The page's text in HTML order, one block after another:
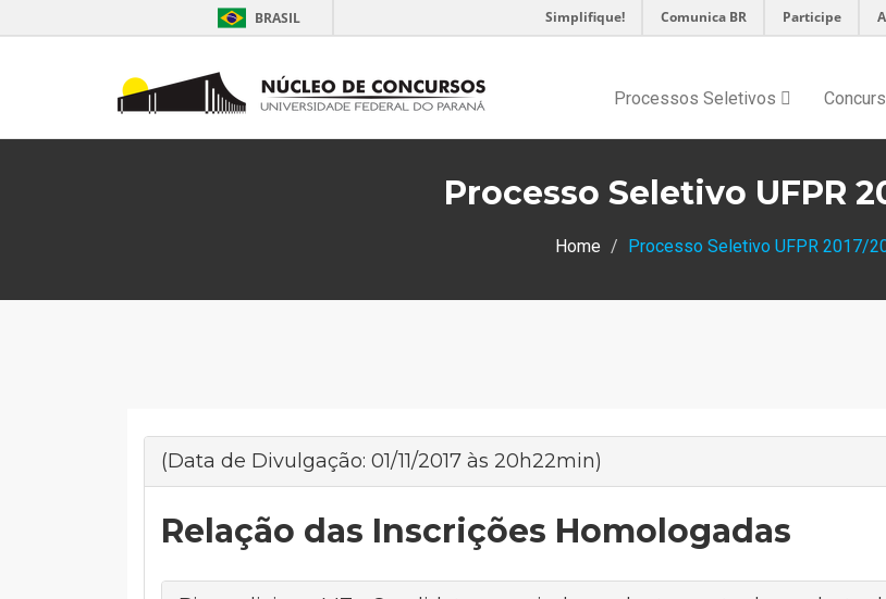
BRASIL Simplifique! Comunica BR Participe
Processos Seletivos
Processo Seletivo UFPR
Home Processo Seletivo UFPR 2017/
(Data de Divulgação: 01/11/2017 às 20h22min)
Relação das Inscrições Homologadas